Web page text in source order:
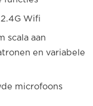
Wifi
scala aan
en variabele
microfoons